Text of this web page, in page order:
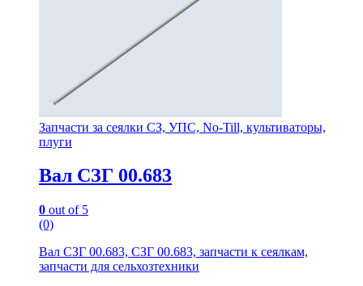
Запчасти за сеялки СЗ, УПС, No-Till, культиваторы,
плуги
Вал СЗГ 00.683
0 out of 5
(0)
Вал СЗГ 00.683, СЗГ 00.683, запчасти к сеялкам,
запчасти для сельхозтехники